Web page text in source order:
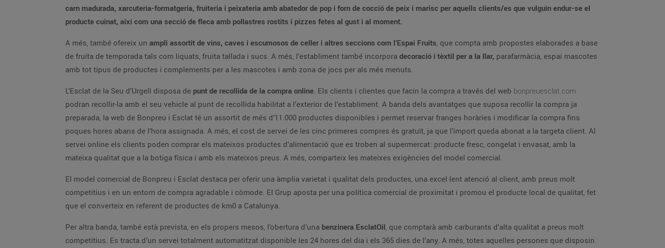
carn madurada, xarcuteria-formatgeria, fruiteria i peixateria amb abatedor de pop i forn de cocció de peix i marisc per aquells clients/es que vulguin endur-se el
producte cuinat, així com una secció de fleca amb pollastres rostits i pizzes fetes al gust i al moment.
A més, també ofereix un ampli assortit de vins, caves i escumosos de celler i altres seccions com l’Espai Fruits, que compta amb propostes elaborades a base
de fruita de temporada tals com liquats, fruita tallada i sucs. A més, l’establiment també incorpora decoració i tèxtil per a la llar, parafarmàcia, espai mascotes
amb tot tipus de productes i complements per a les mascotes i amb zona de jocs per als més menuts.
L’Esclat de la Seu d’Urgell disposa de punt de recollida de la compra online. Els clients i clientes que facin la compra a través del web bonpreuesclat.com
podran recollir-la amb el seu vehicle al punt de recollida habilitat a l’exterior de l’establiment. A banda dels avantatges que suposa recollir la compra ja
preparada, la web de Bonpreu i Esclat té un assortit de més d’11.000 productes disponibles i permet reservar franges horàries i modificar la compra fins
poques hores abans de l’hora assignada. A més, el cost de servei de les cinc primeres compres és gratuït, ja que l’import queda abonat a la targeta client. Al
servei online els clients poden comprar els mateixos productes d’alimentació que es troben al supermercat: producte fresc, congelat i envasat, amb la
mateixa qualitat que a la botiga física i amb els mateixos preus. A més, comparteix les mateixes exigències del model comercial.
El model comercial de Bonpreu i Esclat destaca per oferir una àmplia varietat i qualitat dels productes, una excel·lent atenció al client, amb preus molt
competitius i en un entorn de compra agradable i còmode. El Grup aposta per una política comercial de proximitat i promou el producte local de qualitat, fet
que el converteix en referent de productes de km0 a Catalunya.
Per altra banda, també està prevista, en els propers mesos, l’obertura d’una benzinera EsclatOil, que comptarà amb carburants d’alta qualitat a preus molt
competitius. Es tracta d’un servei totalment automatitzat disponible les 24 hores del dia i els 365 dies de l’any. A més, totes aquelles persones que disposin